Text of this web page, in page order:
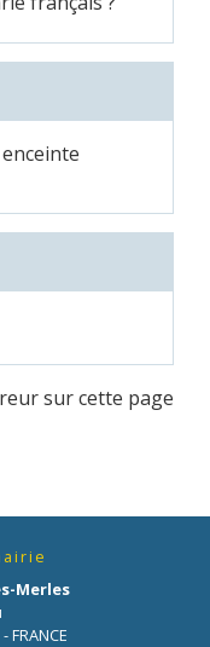
sur cette page
Merles